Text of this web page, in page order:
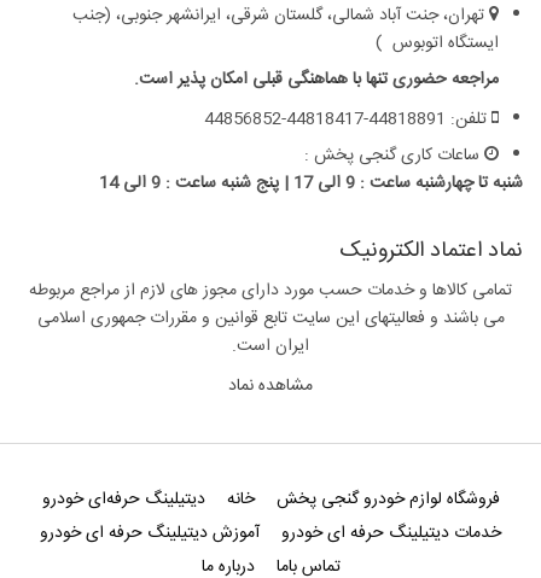
تهران، جنت آباد شمالی، گلستان شرقی، ایرانشهر جنوبی، (جنب
ایستگاه اتوبوس )
مراجعه حضوری تنها با هماهنگی قبلی امکان پذیر است.
تلفن: 44818891-44818417-44856852
ساعات کاری گنجی پخش :
شنبه تا چهارشنبه ساعت : 9 الی 17 | پنج شنبه ساعت : 9 الی 14
نماد اعتماد الکترونیک
تمامی کالاها و خدمات حسب مورد دارای مجوز های لازم از مراجع مربوطه
می باشند و فعالیتهای این سایت تابع قوانین و مقررات جمهوری اسلامی
ایران است.
مشاهده نماد
فروشگاه لوازم خودرو گنجی پخش خانه
دیتیلینگ حرفه‌ای خودرو
خدمات دیتیلینگ حرفه ای خودرو
آموزش دیتیلینگ حرفه ای خودرو
تماس باما
درباره ما